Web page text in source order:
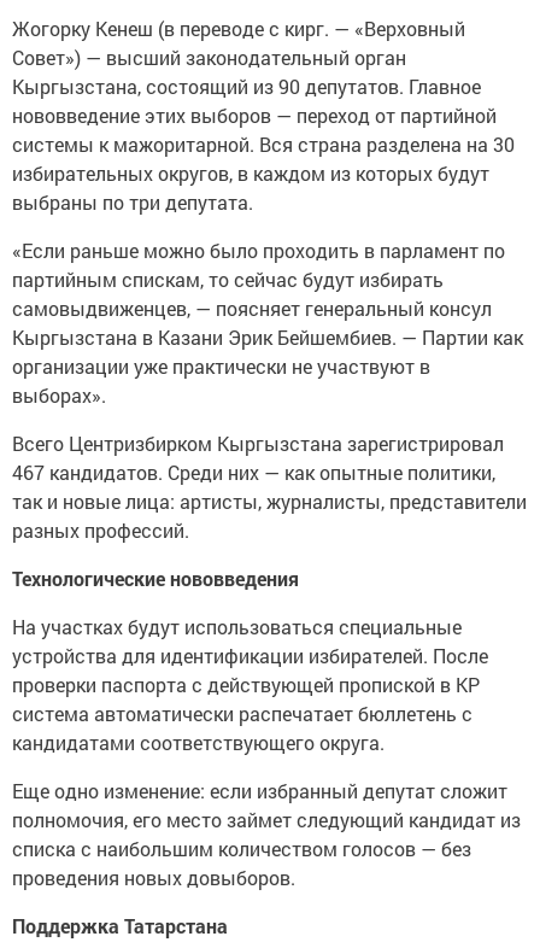
Жогорку Кенеш (в переводе с кирг. — «Верховный
Совет») — высший законодательный орган
Кыргызстана, состоящий из 90 депутатов. Главное
нововведение этих выборов — переход от партийной
системы к мажоритарной. Вся страна разделена на 30
избирательных округов, в каждом из которых будут
выбраны по три депутата.
«Если раньше можно было проходить в парламент по
партийным спискам, то сейчас будут избирать
самовыдвиженцев, — поясняет генеральный консул
Кыргызстана в Казани Эрик Бейшембиев. — Партии как
организации уже практически не участвуют в
выборах».
Всего Центризбирком Кыргызстана зарегистрировал
467 кандидатов. Среди них — как опытные политики,
так и новые лица: артисты, журналисты, представители
разных профессий.
Технологические нововведения
На участках будут использоваться специальные
устройства для идентификации избирателей. После
проверки паспорта с действующей пропиской в КР
система автоматически распечатает бюллетень с
кандидатами соответствующего округа.
Еще одно изменение: если избранный депутат сложит
полномочия, его место займет следующий кандидат из
списка с наибольшим количеством голосов — без
проведения новых довыборов.
Поддержка Татарстана